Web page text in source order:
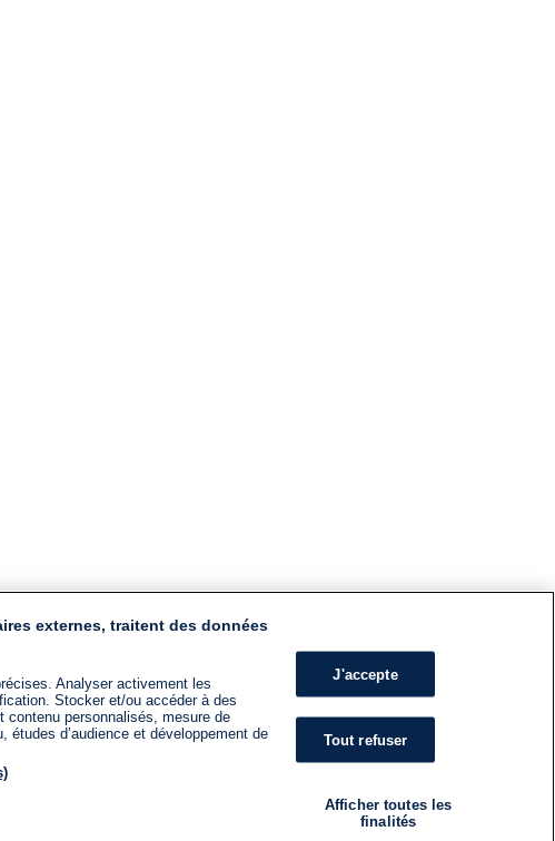
externes, traitent des données
Analyser activement les
Stocker et/ou accéder à des
personnalisés, mesure de
d’audience et développement de
J'accepte
Tout refuser
Afficher toutes les
finalités